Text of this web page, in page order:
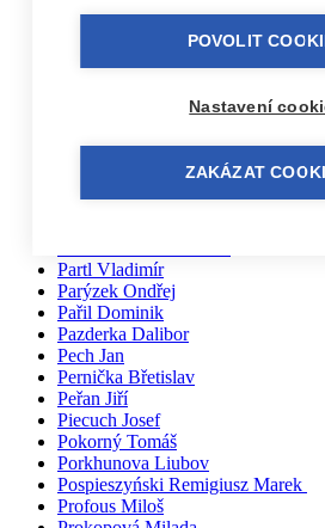
Mikulášek Josef
Mikuláštíková Petra
Nový Jindřich
Partl Vladimír
Parýzek Ondřej
Pařil Dominik
Pazderka Dalibor
Pech Jan
Pernička Břetislav
Peřan Jiří
Piecuch Josef
Pokorný Tomáš
Porkhunova Liubov
Pospieszyński Remigiusz Marek
Profous Miloš
POVOLIT
Nastavení
ZAKÁZAT